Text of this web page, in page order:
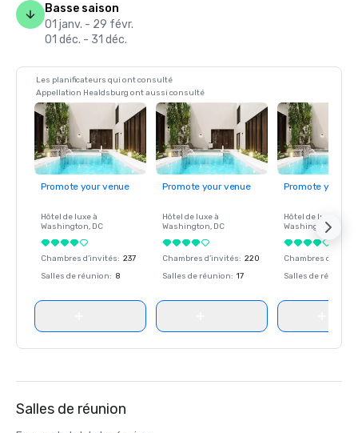
Basse saison
01 janv. - 29 févr.
01 déc. - 31 déc.
Les planificateurs qui ont consulté
Appellation Healdsburg ont aussi consulté
Promote your venue
Hôtel de luxe à
Washington, DC
Chambres d’invités: 237
Salles de réunion: 8
Promote your venue
Hôtel de luxe à
Washington, DC
Chambres d’invités: 220
Salles de réunion: 17
Promote your
Hôtel de luxe à
Washington
Chambres
Salles de réunion
Salles de réunion